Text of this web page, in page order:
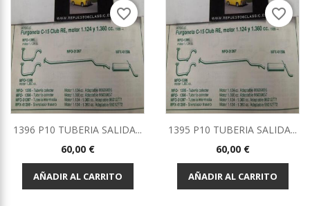
1396 P10 TUBERIA SALIDA...
Precio
60,00 €
AÑADIR AL CARRITO
favorite_border
1395 P10 TUBERIA SALIDA...
Precio
60,00 €
AÑADIR AL CARRITO
favorite_border